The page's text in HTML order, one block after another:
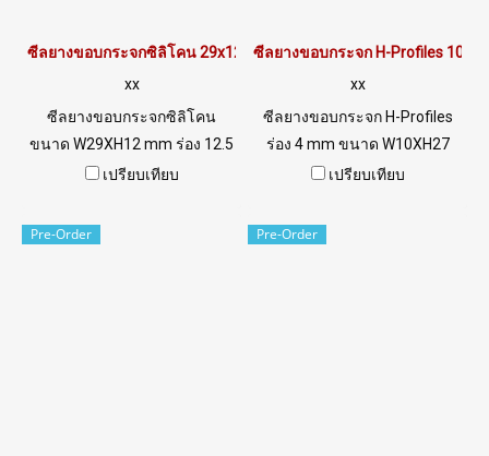
ซีลยางขอบกระจกซิลิโคน 29x12 mm
xx
ซีลยางขอบกระจกซิลิโคน
ขนาด W29XH12 mm ร่อง 12.5
mm ทนสภาพแวลล้อมการใช้
0926568846 LINE@ :
เปรียบเทียบ
ซีลยางขอบกระจก H-Profiles
xx
ซีลยางขอบกระจก H-Profiles
ร่อง 4 mm ขนาด W10XH27
mm ทนสภาพแวลล้อมการใช้
0926568846 LINE@ :
เปรียบเทียบ
Pre-Order Pre-Order